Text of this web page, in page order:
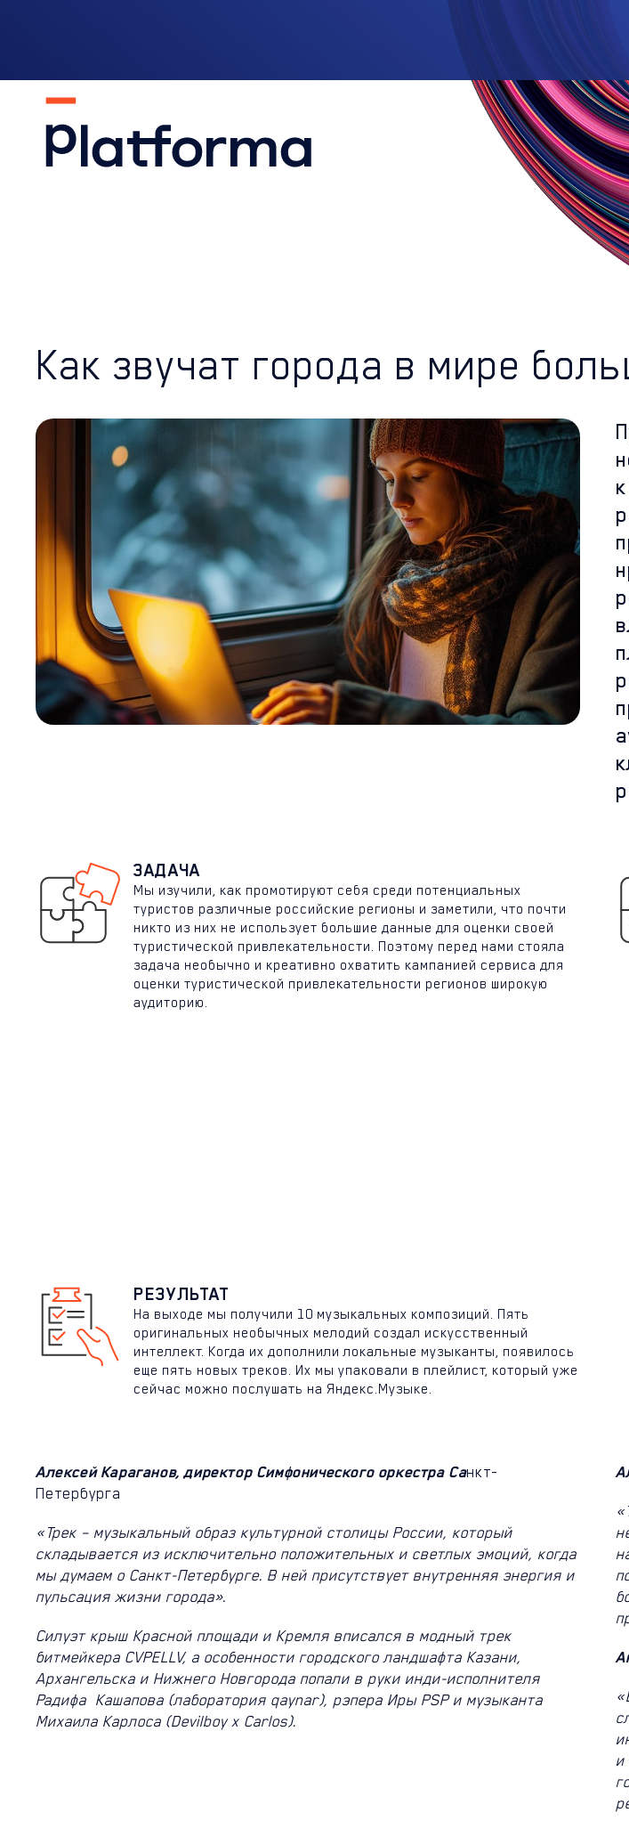
Как звучат города в мире
ЗАДАЧА
Мы изучили, как промотируют себя среди потенциальных
туристов различные российские регионы и заметили, что почти
никто из них не использует большие данные для оценки своей
туристической привлекательности. Поэтому перед нами стояла
задача необычно и креативно охватить кампанией сервиса для
оценки туристической привлекательности регионов широкую
аудиторию.
РЕЗУЛЬТАТ
На выходе мы получили 10 музыкальных композиций. Пять
оригинальных необычных мелодий создал искусственный
интеллект. Когда их дополнили локальные музыканты, появилось
еще пять новых треков. Их мы упаковали в плейлист, который уже
сейчас можно послушать на Яндекс.Музыке.
Алексей Караганов, директор Симфонического оркестра Санкт-
Петербурга
«Трек – музыкальный образ культурной столицы России, который
складывается из исключительно положительных и светлых эмоций, когда
мы думаем о Санкт-Петербурге. В ней присутствует внутренняя энергия и
пульсация жизни города».
Силуэт крыш Красной площади и Кремля вписался в модный трек
битмейкера CVPELLV, а особенности городского ландшафта Казани,
Архангельска и Нижнего Новгорода попали в руки инди-исполнителя
Радифа Кашапова (лаборатория qaynar), рэпера Иры PSP и музыканта
Михаила Карлоса (Devilboy x Carlos).
и